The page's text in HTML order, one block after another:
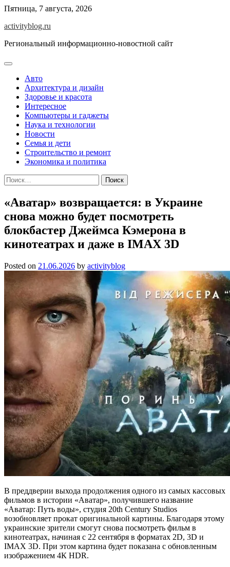
Skip
content
Пятница, 7 августа, 2026
activityblog.ru
Региональный информационно-новостной сайт
Авто
Архитектура и дизайн
Здоровье и красота
Интересное
Компьютеры и гаджеты
Наука и технологии
Новости
Семья и дети
Строительство и ремонт
Экономика и политика
Найти:
«Аватар» возвращается: в Украине
снова можно будет посмотреть
блокбастер Джеймса Кэмерона в
кинотеатрах и даже в IMAX 3D
Posted on 21.06.2026 by activityblog
В преддверии выхода продолжения одного из самых кассовых
фильмов в истории «Аватар», получившего название
«Аватар: Путь воды», студия 20th Century Studios
возобновляет прокат оригинальной картины. Благодаря этому
украинские зрители смогут снова посмотреть фильм в
кинотеатрах, начиная с 22 сентября в форматах 2D, 3D и
IMAX 3D. При этом картина будет показана с обновленным
изображением 4К HDR.